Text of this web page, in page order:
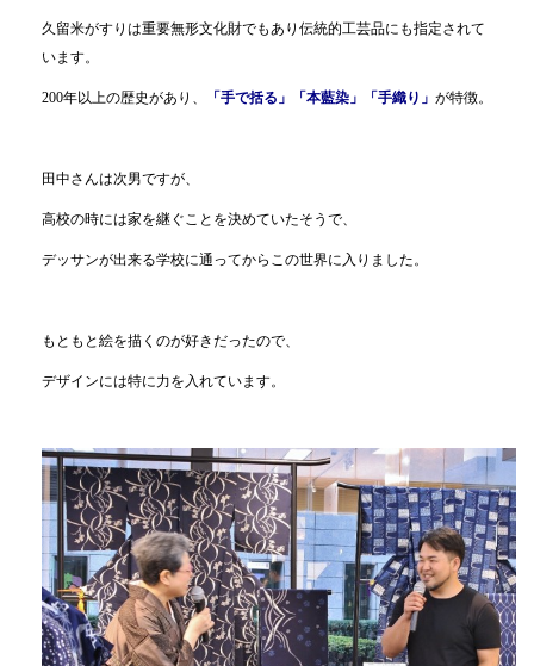
久留米がすりは重要無形文化財でもあり伝統的工芸品にも指定されて
います。
200年以上の歴史があり、 「手で括る」「本藍染」「手織り」 が特徴。
田中さんは次男ですが、
高校の時には家を継ぐことを決めていたそうで、
デッサンが出来る学校に通ってからこの世界に入りました。
もともと絵を描くのが好きだったので、
デザインには特に力を入れています。